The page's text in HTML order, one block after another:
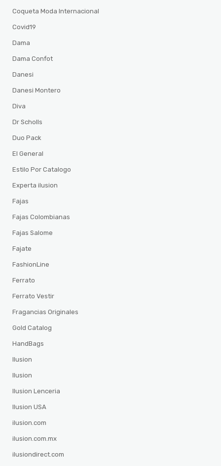
Coqueta Moda Internacional
Covid19
Dama
Dama Confot
Danesi
Danesi Montero
Diva
Dr Scholls
Duo Pack
El General
Estilo Por Catalogo
Experta ilusion
Fajas
Fajas Colombianas
Fajas Salome
Fajate
FashionLine
Ferrato
Ferrato Vestir
Fragancias Originales
Gold Catalog
HandBags
Ilusion
Ilusion
Ilusion Lenceria
Ilusion USA
ilusion.com
ilusion.com.mx
ilusiondirect.com